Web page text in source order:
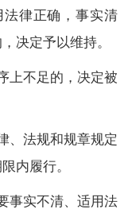
律正确，事实清
决定予以维持。
不足的，决定被
法规和规章规定
内履行。
实不清、适用法